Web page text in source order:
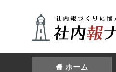
ホーム